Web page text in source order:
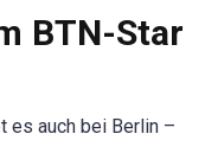
BTN-Star
es auch bei Berlin –